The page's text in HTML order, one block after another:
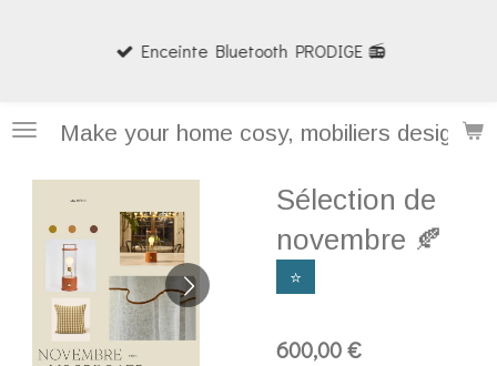
principal
Make your home cosy, mobiliers design
Enceinte Bluetooth PRODIGE 📻
Sélection de
novembre 🍂
⭐️
600,00 €